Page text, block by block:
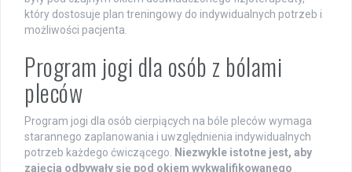
który dostosuje plan treningowy do indywidualnych potrzeb i
możliwości pacjenta.
Program jogi dla osób z bólami
pleców
Program jogi dla osób cierpiących na bóle pleców wymaga
starannego zaplanowania i uwzględnienia indywidualnych
potrzeb każdego ćwiczącego.
Niezwykle istotne jest, aby
zajęcia odbywały się pod okiem wykwalifikowanego